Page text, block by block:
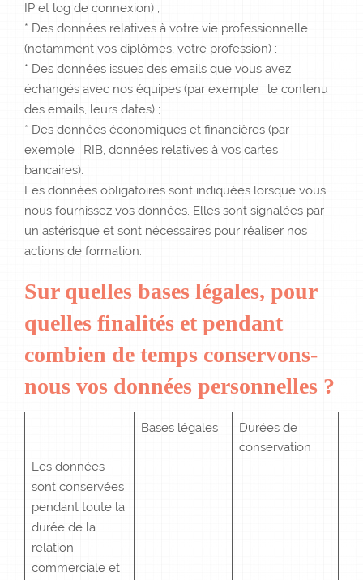
IP et log de connexion) ;
* Des données relatives à votre vie professionnelle
(notamment vos diplômes, votre profession) ;
* Des données issues des emails que vous avez
échangés avec nos équipes (par exemple : le contenu
des emails, leurs dates) ;
* Des données économiques et financières (par
exemple : RIB, données relatives à vos cartes
bancaires).
Les données obligatoires sont indiquées lorsque vous
nous fournissez vos données. Elles sont signalées par
un astérisque et sont nécessaires pour réaliser nos
actions de formation.
Sur quelles bases légales, pour
quelles finalités et pendant
combien de temps conservons-
nous vos données personnelles ?
Les données
sont conservées
pendant toute la
durée de la
relation
commerciale et
Bases légales
Durées de
conservation